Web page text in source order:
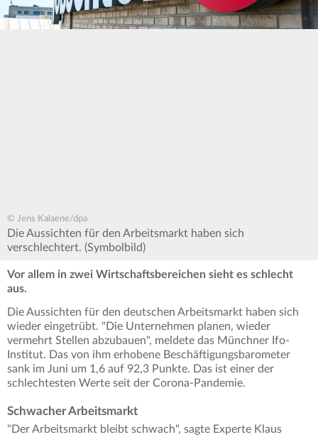
© Jens Kalaene/dpa
Die Aussichten für den Arbeitsmarkt haben sich
verschlechtert. (Symbolbild)
Vor allem in zwei Wirtschaftsbereichen sieht es schlecht
aus.
Die Aussichten für den deutschen Arbeitsmarkt haben sich
wieder eingetrübt. "Die Unternehmen planen, wieder
vermehrt Stellen abzubauen", meldete das Münchner Ifo-
Institut. Das von ihm erhobene Beschäftigungsbarometer
sank im Juni um 1,6 auf 92,3 Punkte. Das ist einer der
schlechtesten Werte seit der Corona-Pandemie.
Schwacher Arbeitsmarkt
"Der Arbeitsmarkt bleibt schwach", sagte Experte Klaus